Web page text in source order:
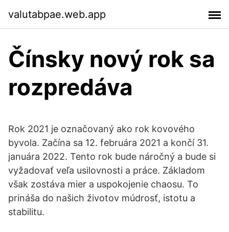
valutabpae.web.app
Čínsky nový rok sa
rozpredáva
Rok 2021 je označovaný ako rok kovového
byvola. Začína sa 12. februára 2021 a končí 31.
januára 2022. Tento rok bude náročný a bude si
vyžadovať veľa usilovnosti a práce. Základom
však zostáva mier a uspokojenie chaosu. To
prináša do našich životov múdrosť, istotu a
stabilitu.